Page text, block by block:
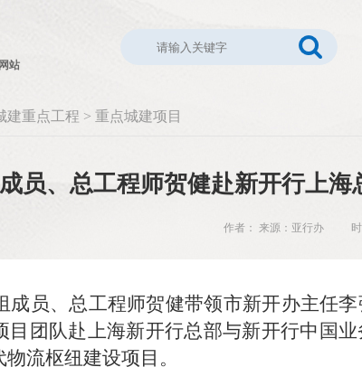
站
建重点工程 > 重点城建项目
员、总工程师贺健赴新开行上
作者： 来源：亚行办 时
成员、总工程师贺健带领市新开办主任
目团队赴上海新开行总部与新开行中国
流枢纽建设项目。